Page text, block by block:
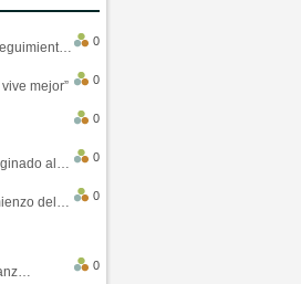
Enviar paquetes a Francia: tarifas, seguimiento y ventajas destacadas
0
mejor”
0
0
Se da una señal que el 100% ha originado alzas en las bolsas
0
4 Señales que sugieren un mal comienzo del 3T de la economía EEUU
0
Los ciberataques sobre la industria de finanzas se han duplicado este año
0